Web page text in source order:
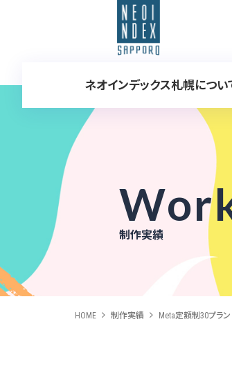
ネオインデックス札幌につい
制作実績
HOME 制作実績 Meta定額制30プラ